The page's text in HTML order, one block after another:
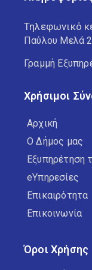
Τηλεφωνικό
Παύλου Μελά
Γραμμή
Χρήσιμοι
Αρχική
Ο Δήμος μας
Εξυπηρέτηση
eΥπηρεσίες
Επικαιρότητα
Επικοινωνία
Όροι Χρήσης